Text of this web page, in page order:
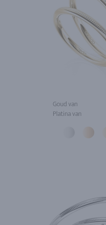
Goud van
Platina van